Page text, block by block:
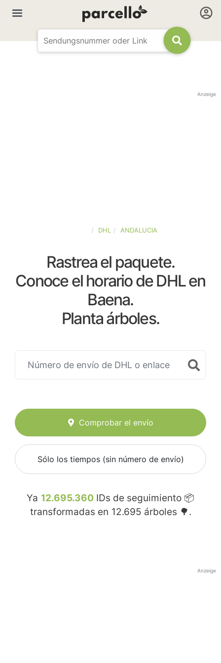
Anzeige
DHL ANDALUCIA
Rastrea el paquete.
Conoce el horario de DHL en
Baena.
Planta árboles.
Comprobar el envío
Sólo los tiempos (sin número de envío)
Ya 12.695.360 IDs de seguimiento 📦
transformadas en 12.695 árboles 🌳.
Anzeige